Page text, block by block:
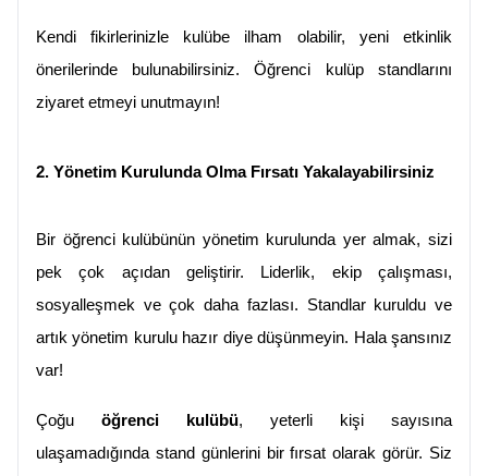
Kendi fikirlerinizle kulübe ilham olabilir, yeni etkinlik
önerilerinde bulunabilirsiniz. Öğrenci kulüp standlarını
ziyaret etmeyi unutmayın!
2. Yönetim Kurulunda Olma Fırsatı Yakalayabilirsiniz
Bir öğrenci kulübünün yönetim kurulunda yer almak, sizi
pek çok açıdan geliştirir. Liderlik, ekip çalışması,
sosyalleşmek ve çok daha fazlası. Standlar kuruldu ve
artık yönetim kurulu hazır diye düşünmeyin. Hala şansınız
var!
Çoğu öğrenci kulübü, yeterli kişi sayısına
ulaşamadığında stand günlerini bir fırsat olarak görür. Siz